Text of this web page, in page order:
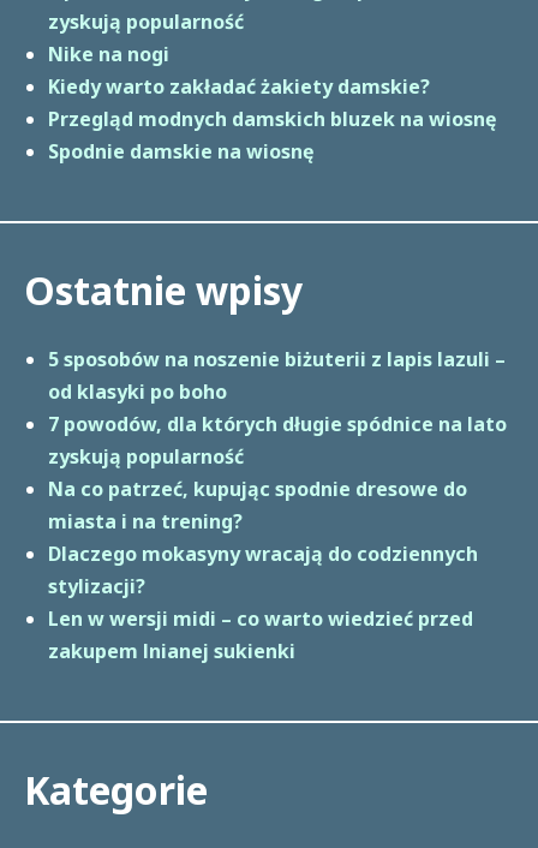
zyskują popularność
Nike na nogi
Kiedy warto zakładać żakiety damskie?
Przegląd modnych damskich bluzek na wiosnę
Spodnie damskie na wiosnę
Ostatnie wpisy
5 sposobów na noszenie biżuterii z lapis lazuli –
od klasyki po boho
7 powodów, dla których długie spódnice na lato
zyskują popularność
Na co patrzeć, kupując spodnie dresowe do
miasta i na trening?
Dlaczego mokasyny wracają do codziennych
stylizacji?
Len w wersji midi – co warto wiedzieć przed
zakupem lnianej sukienki
Kategorie